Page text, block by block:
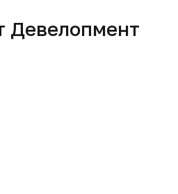
Девелопмент
случай блокировки Telegram:
млн